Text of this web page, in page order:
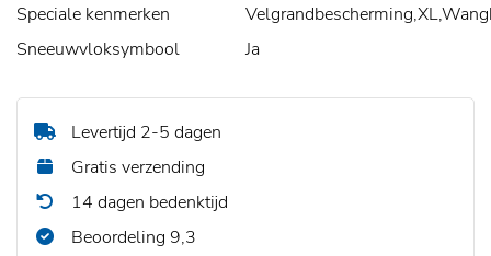
Speciale kenmerken
Sneeuwvloksymbool
Ja
Levertijd 2-5 dagen
Gratis verzending
14 dagen bedenktijd
Beoordeling 9,3